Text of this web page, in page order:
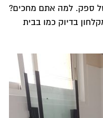
ספק. למה אתם מחכים?
בדיוק כמו בבית